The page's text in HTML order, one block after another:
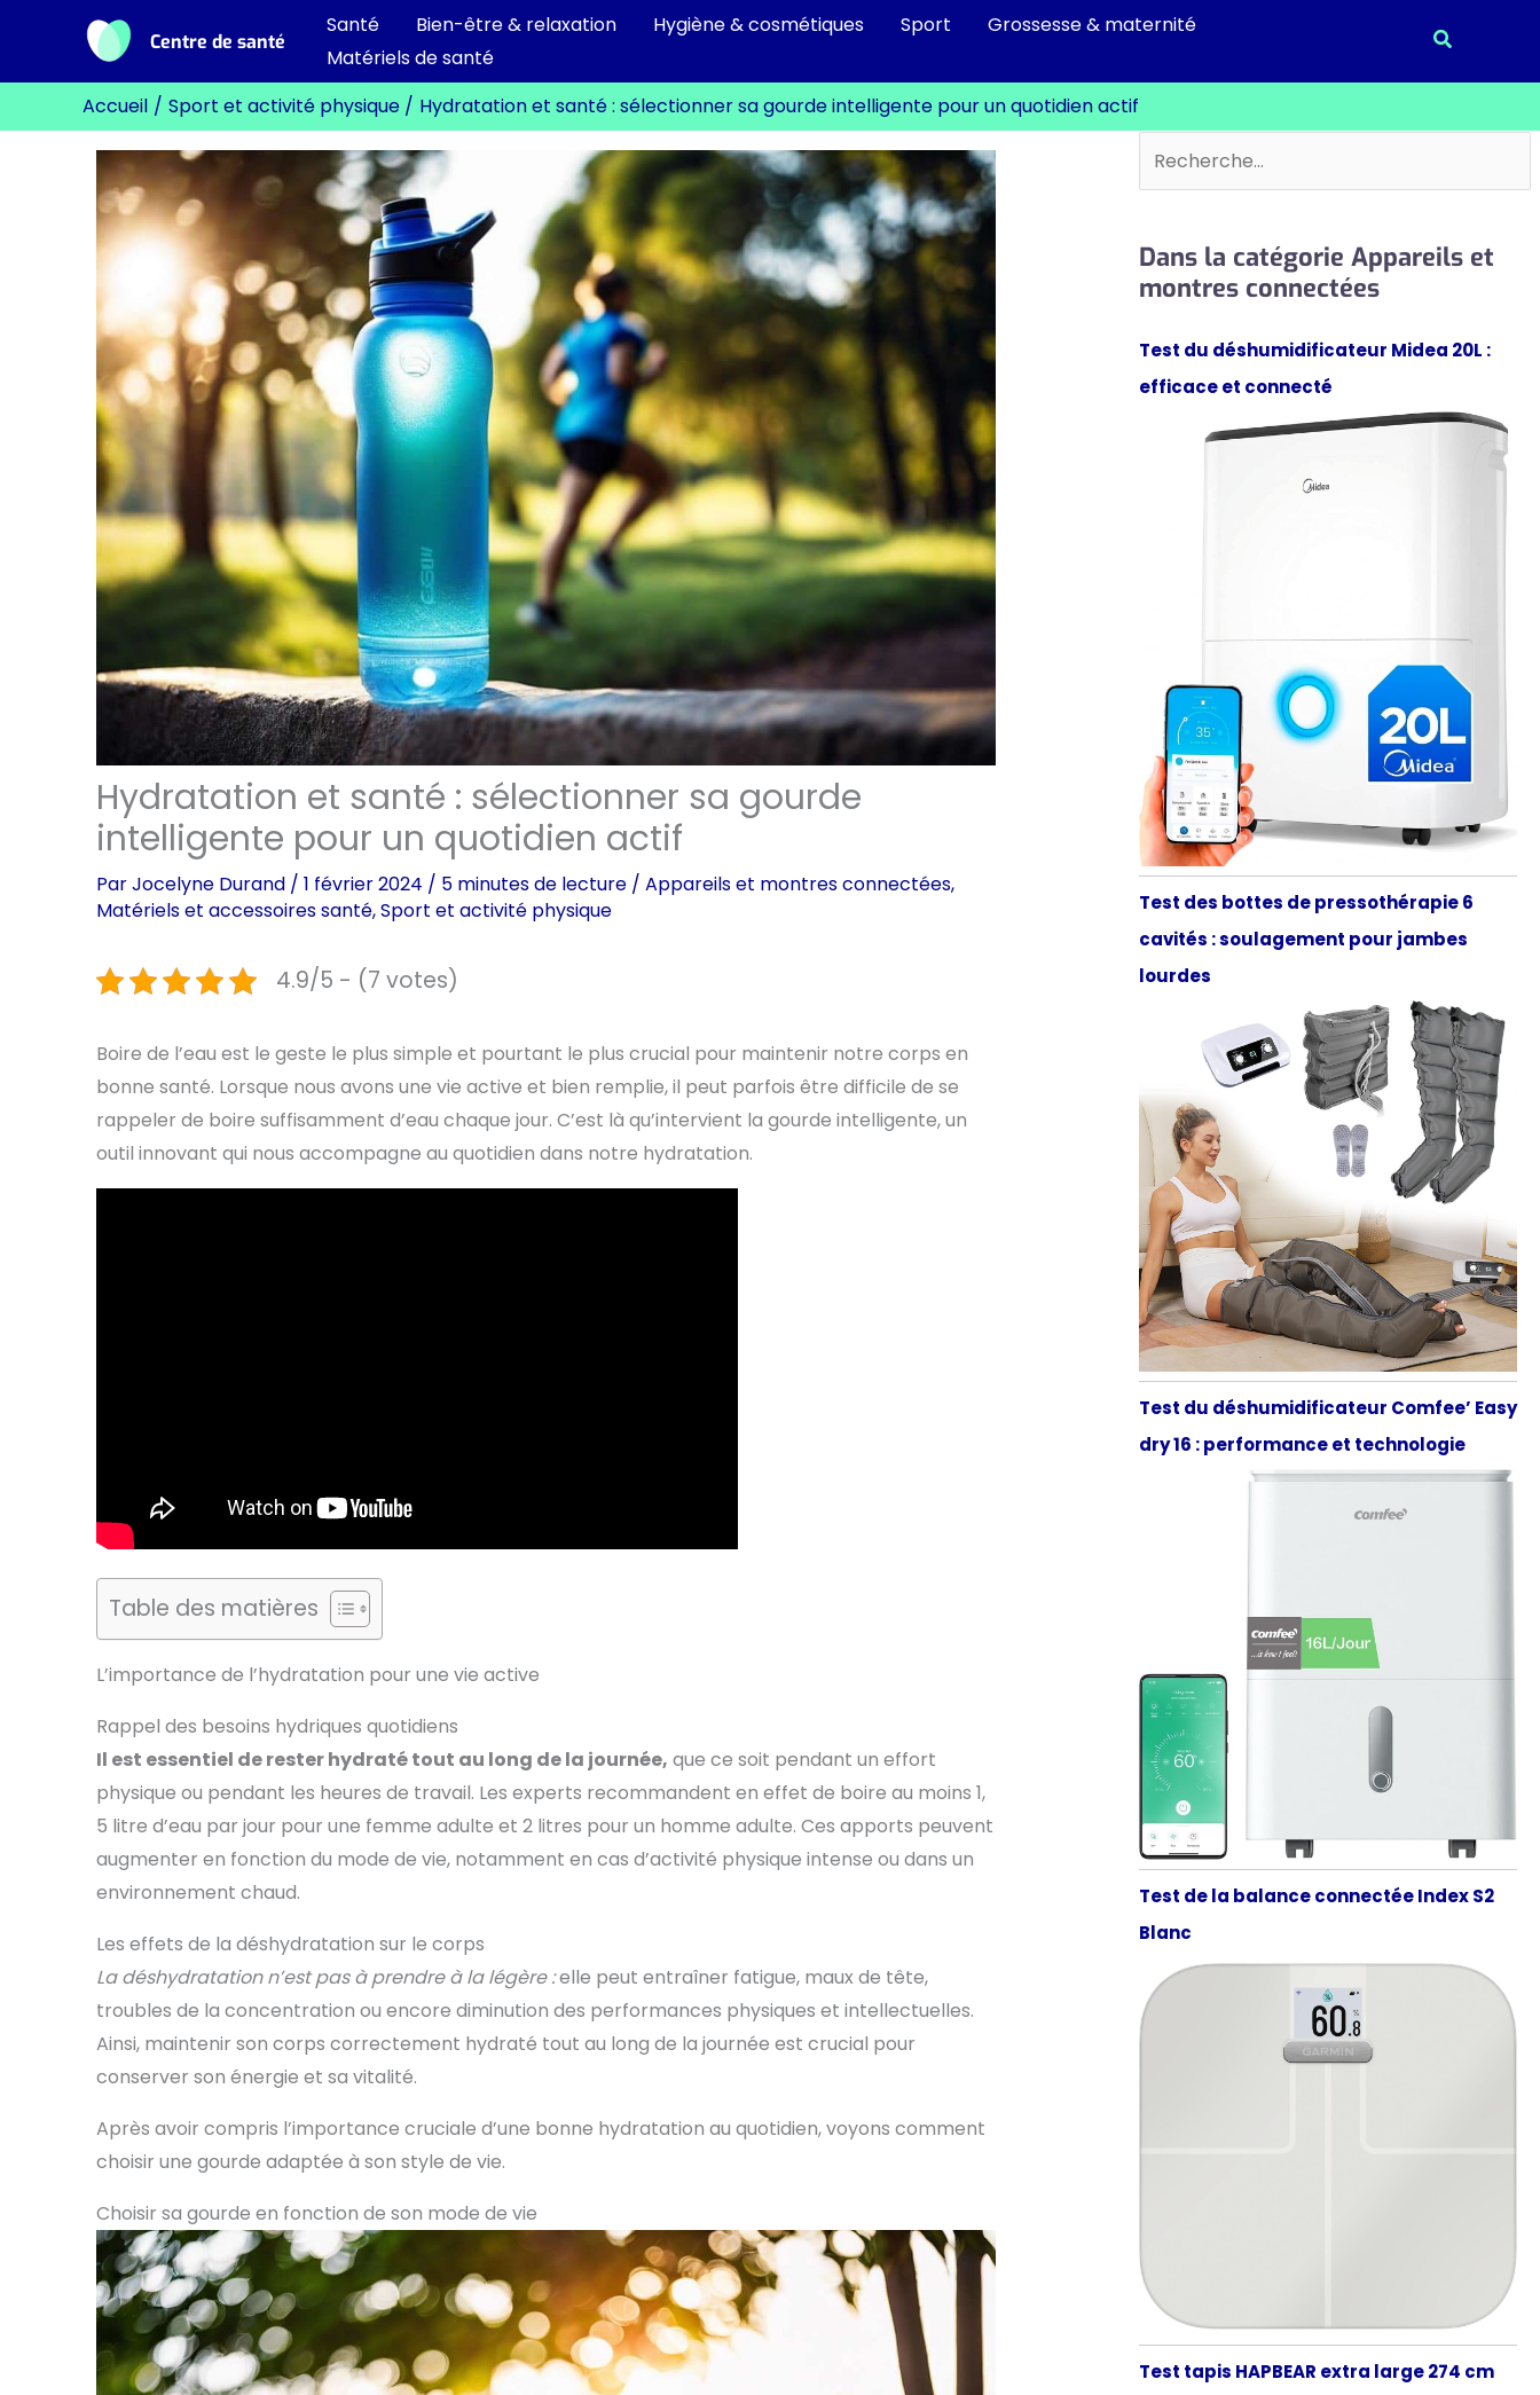
contenu
Centre de santé
Santé Bien-être & relaxation Hygiène & cosmétiques Sport
Grossesse & maternité
Matériels de santé
Accueil Sport et activité physique Hydratation et santé : sélectionner sa gourde intelligente pour un quotidien actif
Hydratation et santé : sélectionner sa gourde
intelligente pour un quotidien actif
ParJocelyne Durand / 1 février 2024 / 5 minutes de lecture / Appareils et montres connectées,
Matériels et accessoires santé,Sport et activité physique
4.9/5 - (7 votes)
Boire de l’eau est le geste le plus simple et pourtant le plus crucial pour maintenir notre corps en
bonne santé. Lorsque nous avons une vie active et bien remplie, il peut parfois être difficile de se
rappeler de boire suffisamment d’eau chaque jour. C’est là qu’intervient la gourde intelligente, un
outil innovant qui nous accompagne au quotidien dans notre hydratation.
Table des matières
L’importance de l’hydratation pour une vie active
Rappel des besoins hydriques quotidiens
Il est essentiel de rester hydraté tout au long de la journée, que ce soit pendant un effort
physique ou pendant les heures de travail. Les experts recommandent en effet de boire au moins 1,
5 litre d’eau par jour pour une femme adulte et 2 litres pour un homme adulte. Ces apports peuvent
augmenter en fonction du mode de vie, notamment en cas d’activité physique intense ou dans un
environnement chaud.
Les effets de la déshydratation sur le corps
La déshydratation n’est pas à prendre à la légère :elle peut entraîner fatigue, maux de tête,
troubles de la concentration ou encore diminution des performances physiques et intellectuelles.
Ainsi, maintenir son corps correctement hydraté tout au long de la journée est crucial pour
conserver son énergie et sa vitalité.
Après avoir compris l’importance cruciale d’une bonne hydratation au quotidien, voyons comment
choisir une gourde adaptée à son style de vie.
Choisir sa gourde en fonction de son mode de vie
Rechercher
Dans la catégorie Appareils et
montres connectées
Test du déshumidificateur Midea 20L :
efficace et connecté
Test des bottes de pressothérapie 6
cavités : soulagement pour jambes
lourdes
Test du déshumidificateur Comfee’ Easy
dry 16 : performance et technologie
Test de la balance connectée Index S2
Blanc
Test tapis HAPBEAR extra large 274 cm